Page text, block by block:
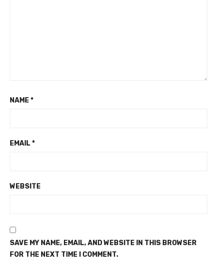
NAME *
EMAIL *
WEBSITE
SAVE MY NAME, EMAIL, AND WEBSITE IN THIS BROWSER
FOR THE NEXT TIME I COMMENT.